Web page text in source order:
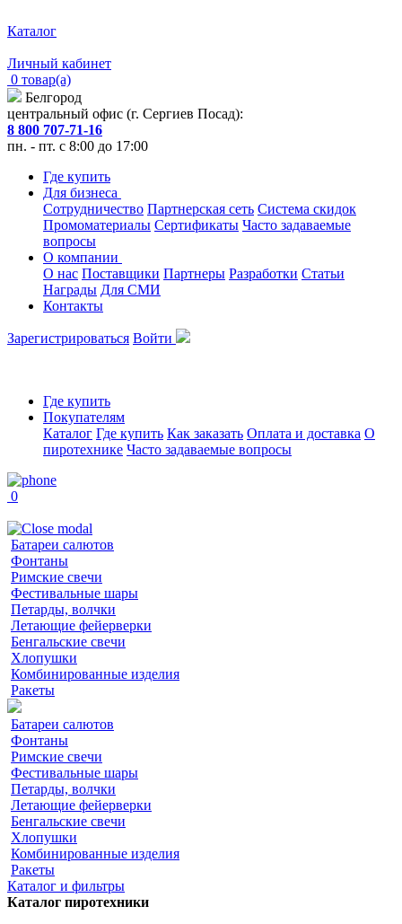
Каталог
Личный кабинет
0 товар(а)
Белгород
центральный офис (г. Сергиев Посад):
8 800 707-71-16
пн. - пт. с 8:00 до 17:00
Где купить
Для бизнеса
Сотрудничество Партнерская сеть Система скидок
Промоматериалы Сертификаты Часто задаваемые
вопросы
О компании
О нас Поставщики Партнеры Разработки Статьи
Награды Для СМИ
Контакты
Зарегистрироваться Войти
Где купить
Покупателям
Каталог Где купить Как заказать Оплата и доставка О
пиротехнике Часто задаваемые вопросы
0
Батареи салютов
Фонтаны
Римские свечи
Фестивальные шары
Петарды, волчки
Летающие фейерверки
Бенгальские свечи
Хлопушки
Комбинированные изделия
Ракеты
Батареи салютов
Фонтаны
Римские свечи
Фестивальные шары
Петарды, волчки
Летающие фейерверки
Бенгальские свечи
Хлопушки
Комбинированные изделия
Ракеты
Каталог и фильтры
Каталог пиротехники